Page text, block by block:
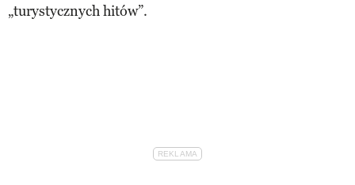
„turystycznych hitów”.